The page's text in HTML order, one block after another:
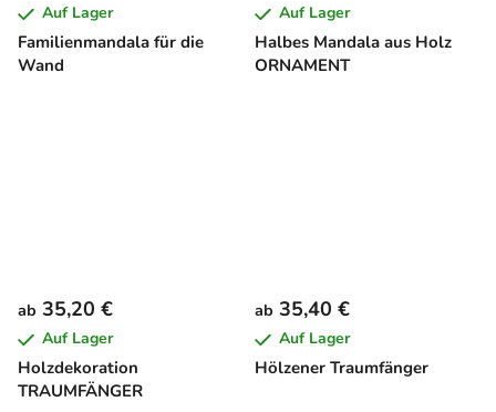
Familienmandala für die
Wand
Auf Lager
Halbes Mandala aus Holz
ORNAMENT
Auf Lager
Holzdekoration
TRAUMFÄNGER
ab 35,20 €
Auf Lager
Hölzener Traumfänger
ab 35,40 €
Auf Lager